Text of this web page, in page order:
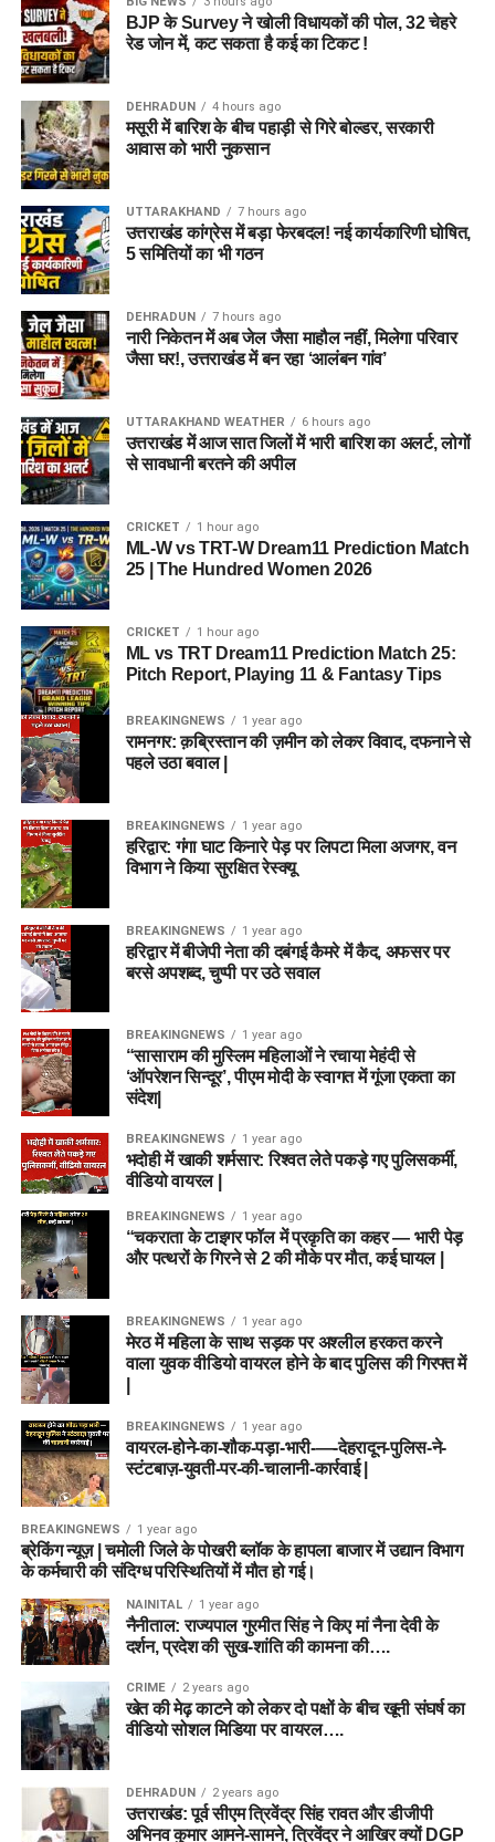
BJP के Survey ने खोली विधायकों की पोल, 32 चेहरे
रेड जोन में, कट सकता है कई का टिकट !
DEHRADUN 4 hours ago
मसूरी में बारिश के बीच पहाड़ी से गिरे बोल्डर, सरकारी
आवास को भारी नुकसान
UTTARAKHAND 7 hours ago
उत्तराखंड कांग्रेस में बड़ा फेरबदल! नई कार्यकारिणी घोषित,
5 समितियों का भी गठन
DEHRADUN 7 hours ago
नारी निकेतन में अब जेल जैसा माहौल नहीं, मिलेगा परिवार
जैसा घर!, उत्तराखंड में बन रहा ‘आलंबन गांव’
UTTARAKHAND WEATHER 6 hours ago
उत्तराखंड में आज सात जिलों में भारी बारिश का अलर्ट, लोगों
से सावधानी बरतने की अपील
CRICKET 1 hour ago
ML-W vs TRT-W Dream11 Prediction Match
25 | The Hundred Women 2026
CRICKET 1 hour ago
ML vs TRT Dream11 Prediction Match 25:
Pitch Report, Playing 11 & Fantasy Tips
BREAKINGNEWS 1 year ago
रामनगर: क़ब्रिस्तान की ज़मीन को लेकर विवाद, दफनाने से
पहले उठा बवाल |
BREAKINGNEWS 1 year ago
हरिद्वार: गंगा घाट किनारे पेड़ पर लिपटा मिला अजगर, वन
विभाग ने किया सुरक्षित रेस्क्यू
BREAKINGNEWS 1 year ago
हरिद्वार में बीजेपी नेता की दबंगई कैमरे में कैद, अफसर पर
बरसे अपशब्द, चुप्पी पर उठे सवाल
BREAKINGNEWS 1 year ago
“सासाराम की मुस्लिम महिलाओं ने रचाया मेहंदी से
‘ऑपरेशन सिन्दूर’, पीएम मोदी के स्वागत में गूंजा एकता का
संदेश|
BREAKINGNEWS 1 year ago
भदोही में खाकी शर्मसार: रिश्वत लेते पकड़े गए पुलिसकर्मी,
वीडियो वायरल |
BREAKINGNEWS 1 year ago
“चकराता के टाइगर फॉल में प्रकृति का कहर — भारी पेड़
और पत्थरों के गिरने से 2 की मौके पर मौत, कई घायल |
BREAKINGNEWS 1 year ago
मेरठ में महिला के साथ सड़क पर अश्लील हरकत करने
वाला युवक वीडियो वायरल होने के बाद पुलिस की गिरफ्त में
BREAKINGNEWS 1 year ago
वायरल-होने-का-शौक-पड़ा-भारी-—-देहरादून-पुलिस-ने-
स्टंटबाज़-युवती-पर-की-चालानी-कार्रवाई |
BREAKINGNEWS 1 year ago
ब्रेकिंग न्यूज़ | चमोली जिले के पोखरी ब्लॉक के हापला बाजार में उद्यान विभाग
के कर्मचारी की संदिग्ध परिस्थितियों में मौत हो गई।
NAINITAL 1 year ago
नैनीताल: राज्यपाल गुरमीत सिंह ने किए मां नैना देवी के
दर्शन, प्रदेश की सुख-शांति की कामना की….
CRIME 2 years ago
खेत की मेढ़ काटने को लेकर दो पक्षों के बीच खूनी संघर्ष का
वीडियो सोशल मिडिया पर वायरल….
DEHRADUN 2 years ago
उत्तराखंड: पूर्व सीएम त्रिवेंद्र सिंह रावत और डीजीपी
अभिनव कुमार आमने-सामने, त्रिवेंद्र ने आखिर क्यों DGP